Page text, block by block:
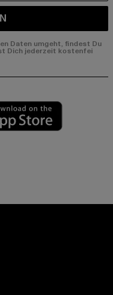
Daten umgeht, findest Du
Dich jederzeit kostenfei